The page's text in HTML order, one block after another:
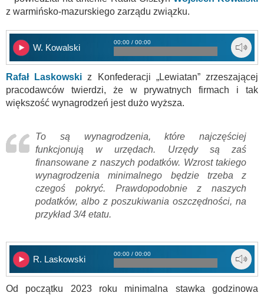
z warmińsko-mazurskiego zarządu związku.
W. Kowalski
00:00 / 00:00
Rafał Laskowski z Konfederacji „Lewiatan” zrzeszającej
pracodawców twierdzi, że w prywatnych firmach i tak
większość wynagrodzeń jest dużo wyższa.
To są wynagrodzenia, które najczęściej
funkcjonują w urzędach. Urzędy są zaś
finansowane z naszych podatków. Wzrost takiego
wynagrodzenia minimalnego będzie trzeba z
czegoś pokryć. Prawdopodobnie z naszych
podatków, albo z poszukiwania oszczędności, na
przykład 3/4 etatu.
R. Laskowski
00:00 / 00:00
Od początku 2023 roku minimalna stawka godzinowa